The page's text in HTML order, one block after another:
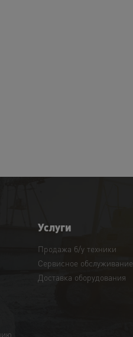
Услуги
Продажа б/у техники
Сервисное обслуживание
Доставка оборудования